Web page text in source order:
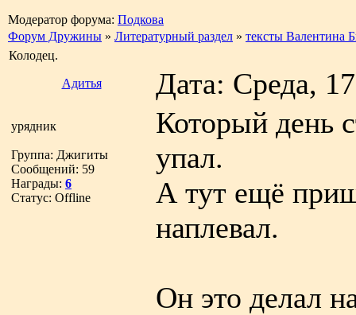
Модератор форума: Подкова
Форум Дружины » Литературный раздел » тексты Валентина
Колодец.
Адитья Дата: Среда,
урядник
Группа: Джигиты
Сообщений: 59
Награды: 6
Статус: Offline
Который день
упал.
А тут ещё
наплевал.
Он это делал